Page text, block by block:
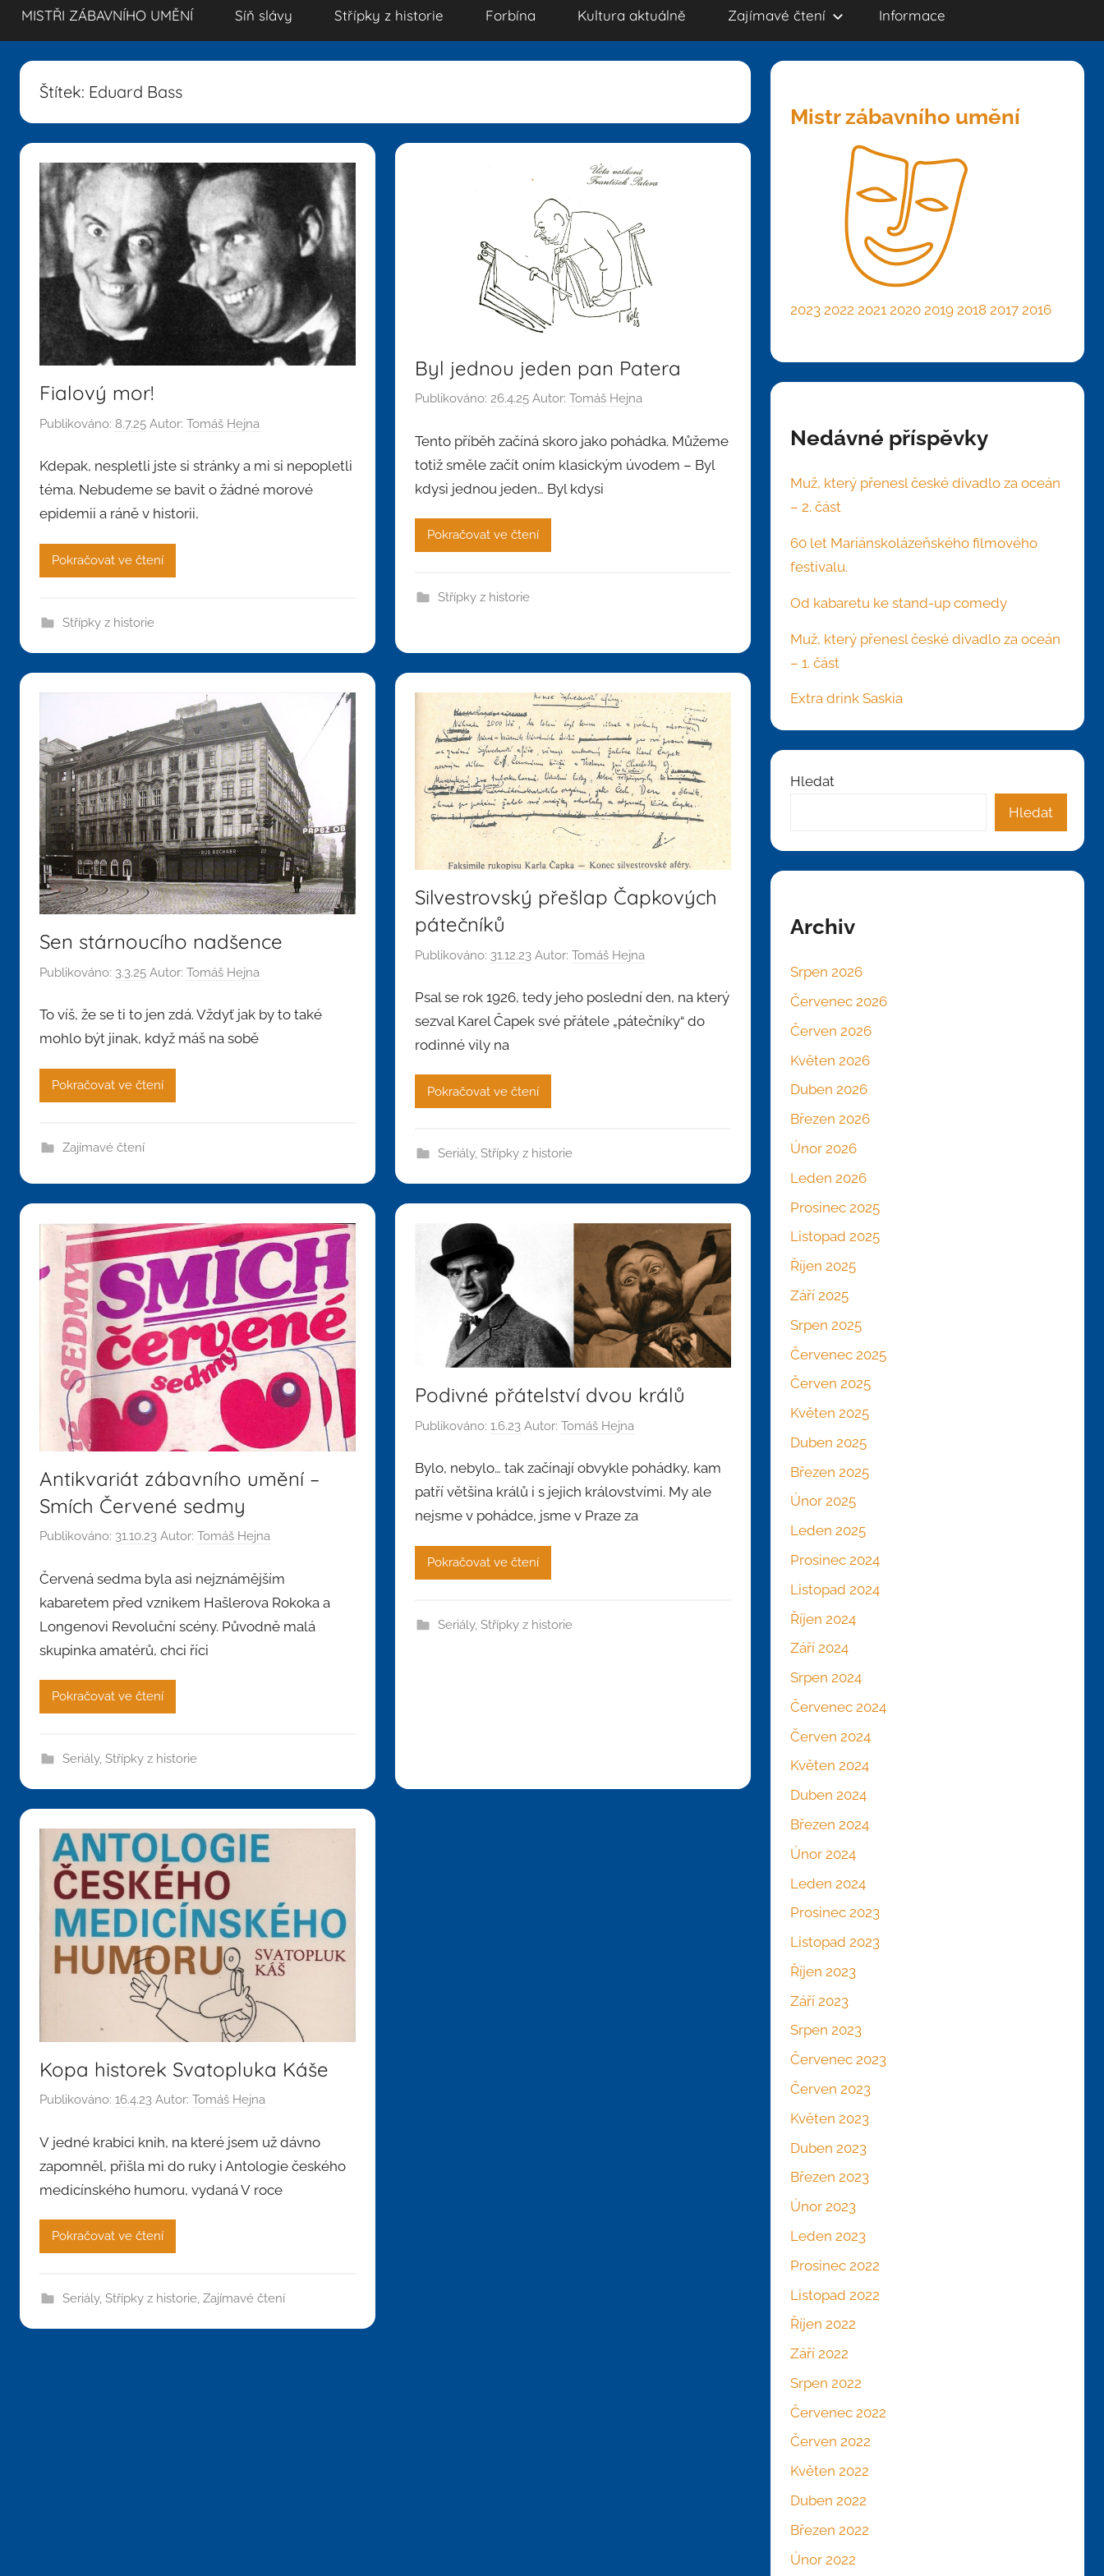
MISTŘI ZÁBAVNÍHO UMĚNÍ Síň slávy Střípky z historie Forbína Kultura aktuálně Zajímavé čtení Informace
Štítek: Eduard Bass
Fialový mor!
Publikováno: 8.7.25 Autor: Tomáš Hejna
Kdepak, nespletli jste si stránky a mi si nepopletli
téma. Nebudeme se bavit o žádné morové
epidemii a ráně v historii,
Pokračovat ve čtení
Střípky z historie
Byl jednou jeden pan Patera
Publikováno:26.4.25 Autor:Tomáš Hejna
Tento příběh začíná skoro jako pohádka. Můžeme
totiž směle začít oním klasickým úvodem – Byl
kdysi jednou jeden… Byl kdysi
Pokračovat ve čtení
Střípky z historie
Sen stárnoucího nadšence
Publikováno: 3.3.25 Autor: Tomáš Hejna
To víš, že se ti to jen zdá. Vždyť jak by to také
mohlo být jinak, když máš na sobě
Pokračovat ve čtení
Zajímavé čtení
Silvestrovský přešlap Čapkových
pátečníků
Publikováno: 31.12.23 Autor:Tomáš Hejna
Psal se rok 1926, tedy jeho poslední den, na který
sezval Karel Čapek své přátele „pátečníky“ do
rodinné vily na
Pokračovat ve čtení
Seriály, Střípky z historie
Antikvariát zábavního umění –
Smích Červené sedmy
Publikováno: 31.10.23 Autor: Tomáš Hejna
Červená sedma byla asi nejznámějším
kabaretem před vznikem Hašlerova Rokoka a
Longenovi Revoluční scény. Původně malá
skupinka amatérů, chci říci
Pokračovat ve čtení
Seriály, Střípky z historie
Podivné přátelství dvou králů
Publikováno:1.6.23 Autor:Tomáš Hejna
Bylo, nebylo… tak začínají obvykle pohádky, kam
patří většina králů i s jejich královstvími. My ale
nejsme v pohádce, jsme v Praze za
Pokračovat ve čtení
Seriály, Střípky z historie
Kopa historek Svatopluka Káše
Publikováno: 16.4.23 Autor: Tomáš Hejna
V jedné krabici knih, na které jsem už dávno
zapomněl, přišla mi do ruky i Antologie českého
medicínského humoru, vydaná V roce
Pokračovat ve čtení
Seriály, Střípky z historie, Zajímavé čtení
Mistr zábavního umění
2023 2022 2021 2020 2019 2018 2017 2016
Nedávné příspěvky
Muž, který přenesl české divadlo za oceán
– 2. část
60 let Mariánskolázeňského filmového
festivalu.
Od kabaretu ke stand-up comedy
Muž, který přenesl české divadlo za oceán
– 1. část
Extra drink Saskia
Hledat
Hledat
Archiv
Srpen 2026
Červenec 2026
Červen 2026
Květen 2026
Duben 2026
Březen 2026
Únor 2026
Leden 2026
Prosinec 2025
Listopad 2025
Říjen 2025
Září 2025
Srpen 2025
Červenec 2025
Červen 2025
Květen 2025
Duben 2025
Březen 2025
Únor 2025
Leden 2025
Prosinec 2024
Listopad 2024
Říjen 2024
Září 2024
Srpen 2024
Červenec 2024
Červen 2024
Květen 2024
Duben 2024
Březen 2024
Únor 2024
Leden 2024
Prosinec 2023
Listopad 2023
Říjen 2023
Září 2023
Srpen 2023
Červenec 2023
Červen 2023
Květen 2023
Duben 2023
Březen 2023
Únor 2023
Leden 2023
Prosinec 2022
Listopad 2022
Říjen 2022
Září 2022
Srpen 2022
Červenec 2022
Červen 2022
Květen 2022
Duben 2022
Březen 2022
Únor 2022